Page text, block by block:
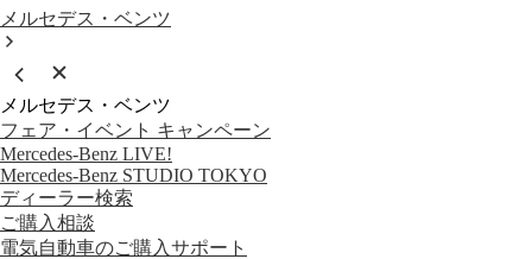
メルセデス・ベンツ
メルセデス・ベンツ
フェア・イベント キャンペーン
Mercedes-Benz LIVE!
Mercedes-Benz STUDIO TOKYO
ディーラー検索
ご購入相談
電気自動車のご購入サポート